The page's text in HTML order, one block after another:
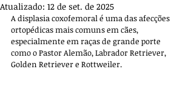
Atualizado: 12 de set. de 2025
A displasia coxofemoral é uma das afecções
ortopédicas mais comuns em cães,
especialmente em raças de grande porte
como o Pastor Alemão, Labrador Retriever,
Golden Retriever e Rottweiler.